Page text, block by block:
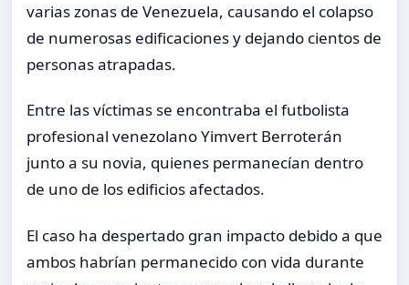
varias zonas de Venezuela, causando el colapso
de numerosas edificaciones y dejando cientos de
personas atrapadas.
Entre las víctimas se encontraba el futbolista
profesional venezolano Yimvert Berroterán
junto a su novia, quienes permanecían dentro
de uno de los edificios afectados.
El caso ha despertado gran impacto debido a que
ambos habrían permanecido con vida durante